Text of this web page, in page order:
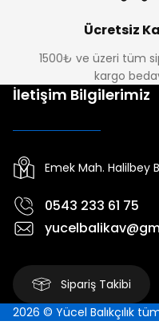
Ücretsiz
1500₺ ve üzeri tüm
kargo
İletişim Bilgilerimiz
Emek Mah. Halilbey
0543 233 61 75
Sipariş Takibi
2026 © Yücel Balıkçılık